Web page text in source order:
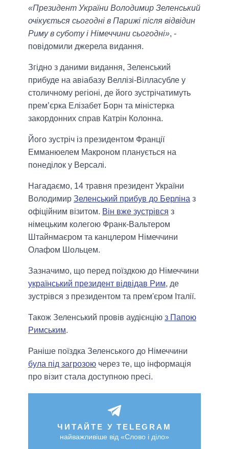
«Президент України Володимир Зеленський
очікується сьогодні в Парижі після відвідин
Риму в суботу і Німеччини сьогодні», -
повідомили джерела видання.
Згідно з даними видання, Зеленський
прибуде на авіабазу Веллізі-Вілласубле у
столичному регіоні, де його зустрічатимуть
прем’єрка Елізабет Борн та міністерка
закордонних справ Катрін Колонна.
Його зустріч із президентом Франції
Емманюелем Макроном планується на
понеділок у Версалі.
Нагадаємо, 14 травня президент України
Володимир Зеленський прибув до Берліна з
офіційним візитом. Він вже зустрівся з
німецьким колегою Франк-Вальтером
Штайнмаєром та канцлером Німеччини
Олафом Шольцем.
Зазначимо, що перед поїздкою до Німеччини
український президент відвідав Рим, де
зустрівся з президентом та прем'єром Італії.
Також Зеленський провів аудієнцію з Папою
Римським.
Раніше поїздка Зеленського до Німеччини
була під загрозою через те, що інформація
про візит стала доступною пресі.
ЧИТАЙТЕ У TELEGRAM
найважливіше від «Слово і діло»